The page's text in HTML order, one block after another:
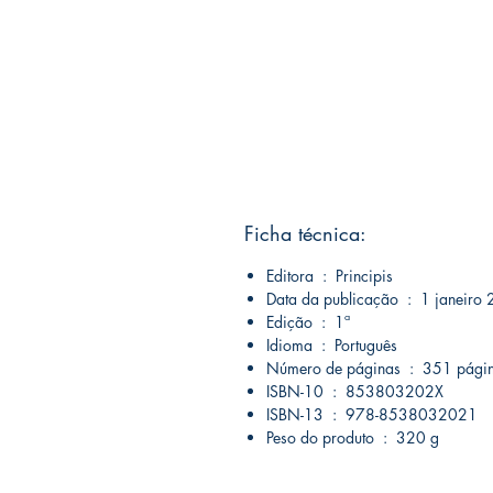
Ficha técnica:
Editora ‏ : ‎ Principis
Data da publicação ‏ : ‎ 1
Edição ‏ : ‎ 1ª
Idioma ‏ : ‎ Português
Número de páginas ‏ : ‎ 351
ISBN-10 ‏ : ‎ 853803202X
ISBN-13 ‏ : ‎ 978-8538032021
Peso do produto ‏ : ‎ 320 g